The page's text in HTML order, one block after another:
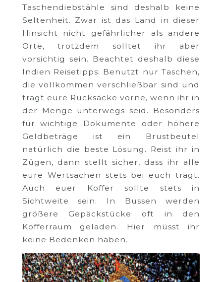
Taschendiebstähle sind deshalb keine
Seltenheit. Zwar ist das Land in dieser
Hinsicht nicht gefährlicher als andere
Orte, trotzdem solltet ihr aber
vorsichtig sein. Beachtet deshalb diese
Indien Reisetipps: Benutzt nur Taschen,
die vollkommen verschließbar sind und
tragt eure Rucksäcke vorne, wenn ihr in
der Menge unterwegs seid. Besonders
für wichtige Dokumente oder höhere
Geldbeträge ist ein Brustbeutel
natürlich die beste Lösung. Reist ihr in
Zügen, dann stellt sicher, dass ihr alle
eure Wertsachen stets bei euch tragt.
Auch euer Koffer sollte stets in
Sichtweite sein. In Bussen werden
größere Gepäckstücke oft in den
Kofferraum geladen. Hier müsst ihr
keine Bedenken haben.